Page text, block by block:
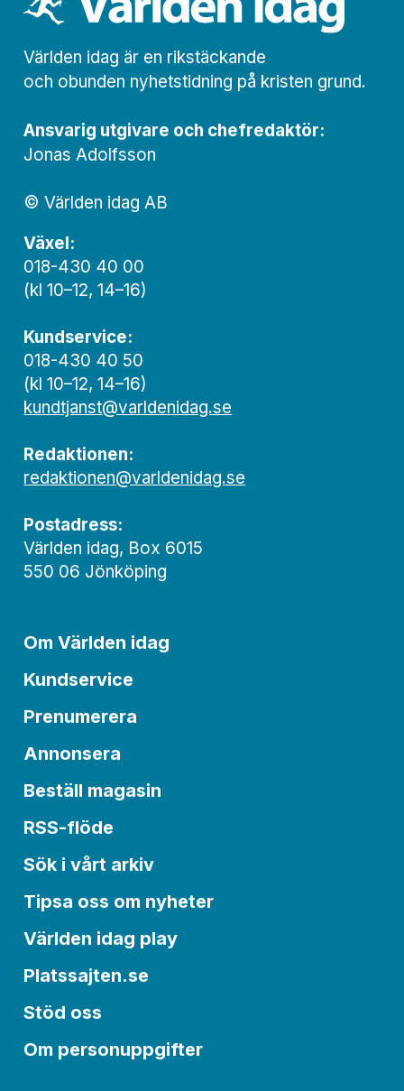
Världen idag är en rikstäckande
och obunden nyhets­­­tidning på kristen grund.
Ansvarig utgivare och chef­redaktör:
Jonas Adolfsson
© Världen idag AB
Växel:
018-430 40 00
(kl 10–12, 14–16)
Kundservice:
018-430 40 50
(kl 10–12, 14–16)
kundtjanst@varldenidag.se
Redaktionen:
redaktionen@varldenidag.se
Postadress:
Världen idag, Box 6015
550 06 Jönköping
Om Världen idag
Kundservice
Prenumerera
Annonsera
Beställ magasin
RSS-flöde
Sök i vårt arkiv
Tipsa oss om nyheter
Världen idag play
Platssajten.se
Stöd oss
Om personuppgifter